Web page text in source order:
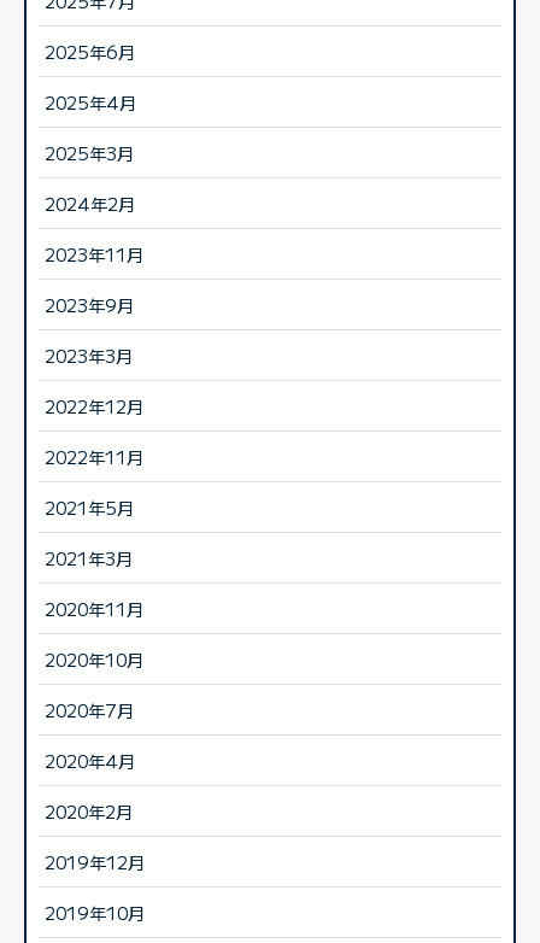
2025年6月
2025年4月
2025年3月
2024年2月
2023年11月
2023年9月
2023年3月
2022年12月
2022年11月
2021年5月
2021年3月
2020年11月
2020年10月
2020年7月
2020年4月
2020年2月
2019年12月
2019年10月